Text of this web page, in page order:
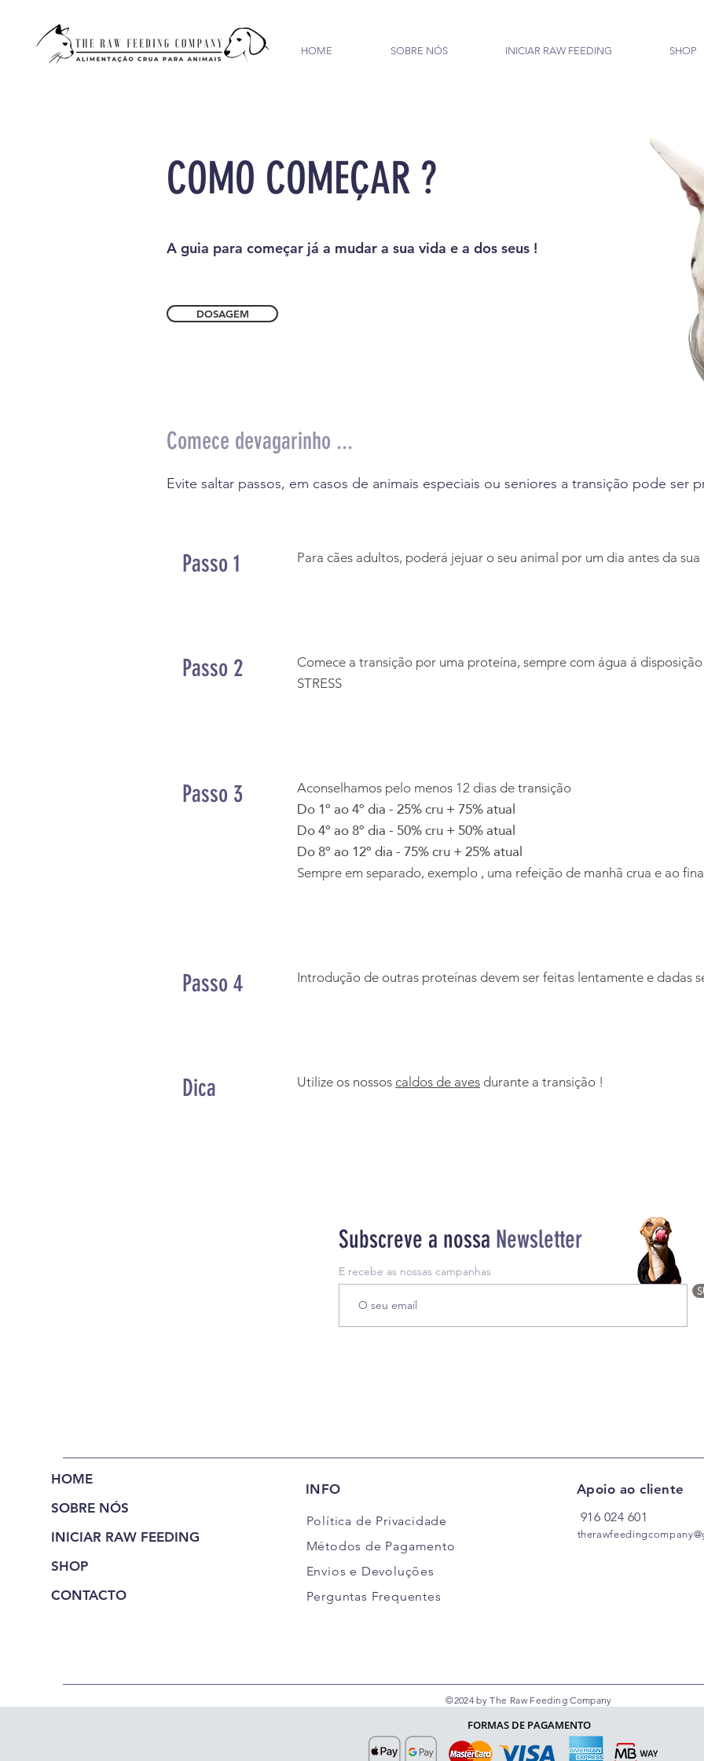
HOME SOBRE NÓS INICIAR RAW FEEDING SHOP
COMO COMEÇAR ?
A guia para começar já a mudar a sua vida e a dos seus !
DOSAGEM
Comece devagarinho ...
Evite saltar passos, em casos de animais especiais ou seniores a transição pode ser
Passo 1 Para cães adultos, poderá jejuar o seu animal por um dia antes da
Passo 2
Comece a transição por uma proteína, sempre com água á
STRESS
Passo 3 Aconselhamos pelo menos 12 dias de transição
Do 1º ao 4º dia - 25% cru + 75% atual
Do 4º ao 8º dia - 50% cru + 50% atual
Do 8º ao 12º dia - 75% cru + 25% atual
Sempre em separado, exemplo , uma refeição de manhã crua e ao
Passo 4 Introdução de outras proteínas devem ser feitas lentamente e dadas
Dica Utilize os nossos caldos de aves durante a transição !
Subscreve a nossa Newsletter
E recebe as nossas campanhas
HOME
SOBRE NÓS
INICIAR RAW FEEDING
SHOP
CONTACTO
INFO
Política de Privacidade
Métodos de Pagamento
Envios e Devoluções
Perguntas Frequentes
Apoio ao cliente
916 024 601
©2024 by The Raw Feeding Company
FORMAS DE PAGAMENTO